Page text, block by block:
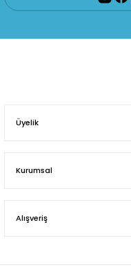
Üyelik
Kurumsal
Alışveriş